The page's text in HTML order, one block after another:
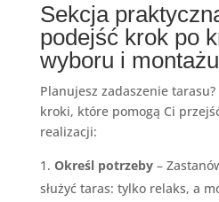
Sekcja
podejść krok po
wyboru i
Planujesz zadaszenie
kroki, które pomogą Ci
realizacji:
Określ potrzeby–
służyć taras: tylko relaks, a